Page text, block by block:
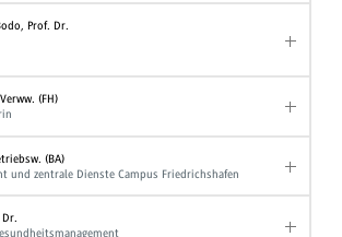
Prof. Dr.
(FH)
(BA)
und zentrale Dienste Campus Friedrichshafen